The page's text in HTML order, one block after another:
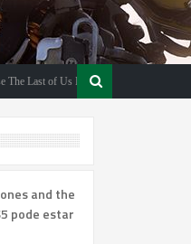
Limited Edition
and the
pode estar